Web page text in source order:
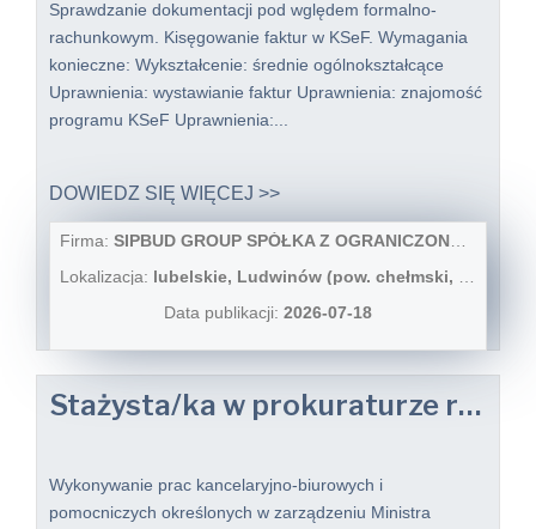
Sprawdzanie dokumentacji pod wględem formalno-
rachunkowym. Kisęgowanie faktur w KSeF. Wymagania
konieczne: Wykształcenie: średnie ogólnokształcące
Uprawnienia: wystawianie faktur Uprawnienia: znajomość
programu KSeF Uprawnienia:...
DOWIEDZ SIĘ WIĘCEJ >>
Firma: SIPBUD GROUP SPÓŁKA Z OGRANICZONĄ ODPOWIEDZIALNOŚCIĄ
Lokalizacja: lubelskie, Ludwinów (pow. chełmski, gm. Chełm), Ludwinów
Data publikacji: 2026-07-18
Stażysta/ka w prokuraturze rejonowej
Wykonywanie prac kancelaryjno-biurowych i
pomocniczych określonych w zarządzeniu Ministra